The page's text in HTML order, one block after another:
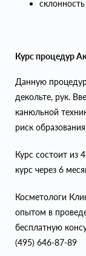
Курс процедур
Данную
декольте, рук.
канюльной
риск
Курс состоит из
курс через 6
Косметологи
опытом в
бесплатную
(495) 646-87-89